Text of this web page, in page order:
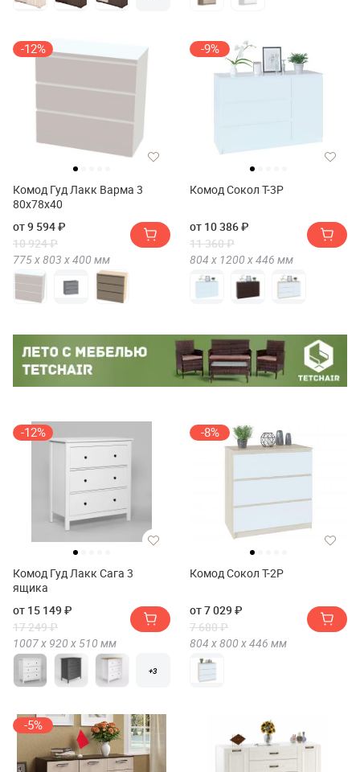
-12%
Комод Гуд Лакк Варма 3
80х78х40
от 9 594 ₽
10 924 ₽
775 х803 х400 мм
-9%
Комод Сокол Т-3Р
от 10 386 ₽
11 360 ₽
804 х 1200 х446 мм
-12%
Комод Гуд Лакк Сага 3
ящика
от 15 149 ₽
17 249 ₽
1007 х 920 х 510 мм
+3
-8%
Комод Сокол Т-2P
от 7 029 ₽
7 680 ₽
804 х800 х446 мм
-5%